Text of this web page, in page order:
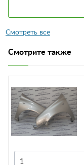
Смотрите также